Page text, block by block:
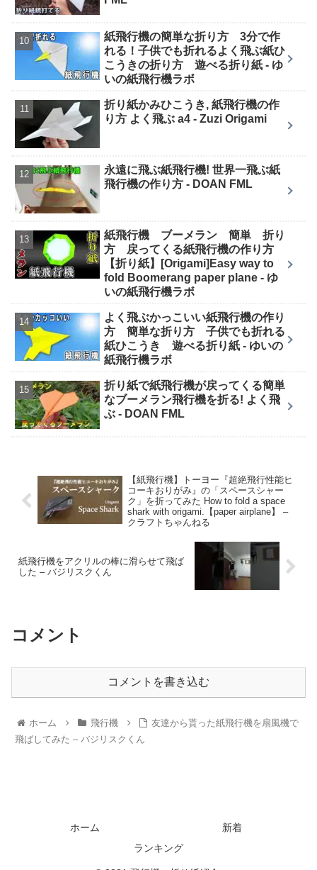
紙飛行機の簡単な折り方 3分で作
れる！子供でも折れるよく飛ぶ紙ひ
こうきの折り方 遊べる折り紙 - ゆ
いの紙飛行機ラボ
折り紙かみひこうき, 紙飛行機の作
り方 よく飛ぶ a4 - Zuzi Origami
永遠に飛ぶ紙飛行機! 世界一飛ぶ紙
飛行機の作り方 - DOAN FML
紙飛行機 ブーメラン 簡単 折り
方 戻ってくる紙飛行機の作り方
【折り紙】[Origami]Easy way to
fold Boomerang paper plane - ゆ
いの紙飛行機ラボ
よく飛ぶかっこいい紙飛行機の作り
方 簡単な折り方 子供でも折れる
紙ひこうき 遊べる折り紙 - ゆいの
紙飛行機ラボ
折り紙で紙飛行機が戻ってくる簡単
なブーメラン飛行機を折る! よく飛
ぶ - DOAN FML
【紙飛行機】トーヨー『超絶飛行性能ヒ
コーキおりがみ』の「スペースシャー
ク」を折ってみた How to fold a space
shark with origami.【paper airplane】 –
クラフトちゃんねる
紙飛行機をアクリルの棒に滑らせて飛ば
した – バジリスクくん
コメント
コメントを書き込む
ホーム 飛行機
友達から貰った紙飛行機を扇風機で
飛ばしてみた – バジリスクくん
ホーム
新着
ランキング